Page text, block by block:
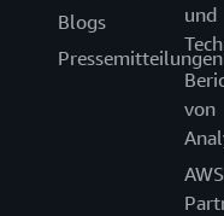
Blogs
Pressemitteilungen
und
von